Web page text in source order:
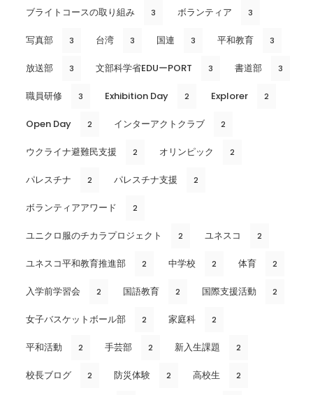
ブライトコースの取り組み 3 ボランティア 3
写真部 3 台湾 3 国連 3 平和教育 3
放送部 3 文部科学省EDUーPORT 3 書道部 3
職員研修 3 Exhibition Day 2 Explorer 2
Open Day 2 インターアクトクラブ 2
ウクライナ避難民支援 2 オリンピック 2
パレスチナ 2 パレスチナ支援 2
ボランティアアワード 2
ユニクロ服のチカラプロジェクト 2 ユネスコ 2
ユネスコ平和教育推進部 2 中学校 2 体育 2
入学前学習会 2 国語教育 2 国際支援活動 2
女子バスケットボール部 2 家庭科 2
平和活動 2 手芸部 2 新入生課題 2
校長ブログ 2 防災体験 2 高校生 2